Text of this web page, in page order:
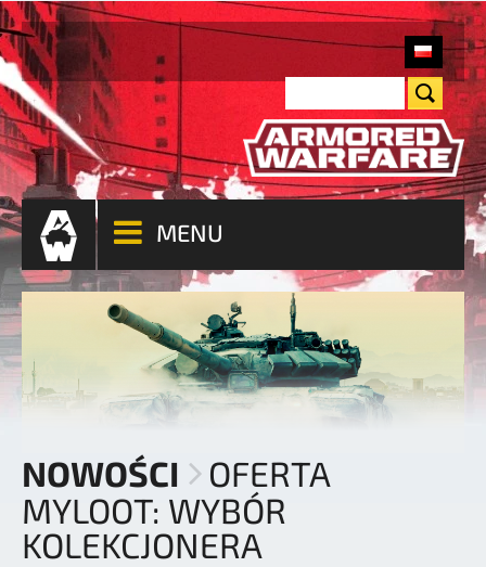
MENU
NOWOŚCI
OFERTA
MYLOOT: WYBÓR
KOLEKCJONERA